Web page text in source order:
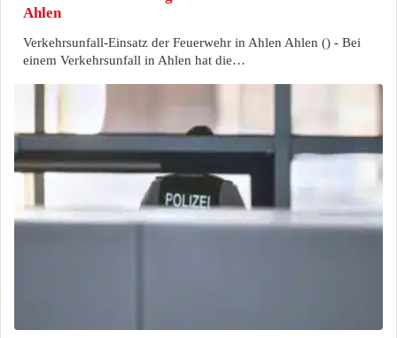
Ahlen
Verkehrsunfall-Einsatz der Feuerwehr in Ahlen Ahlen () - Bei
einem Verkehrsunfall in Ahlen hat die…